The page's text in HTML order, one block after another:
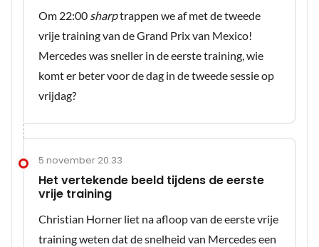
Om 22:00 sharptrappen we af met de tweede
vrije training van de Grand Prix van Mexico!
Mercedes was sneller in de eerste training, wie
komt er beter voor de dag in de tweede sessie op
vrijdag?
5 november 20:33
Het vertekende beeld tijdens de eerste
vrije training
Christian Horner liet na afloop van de eerste vrije
training weten dat de snelheid van Mercedes een